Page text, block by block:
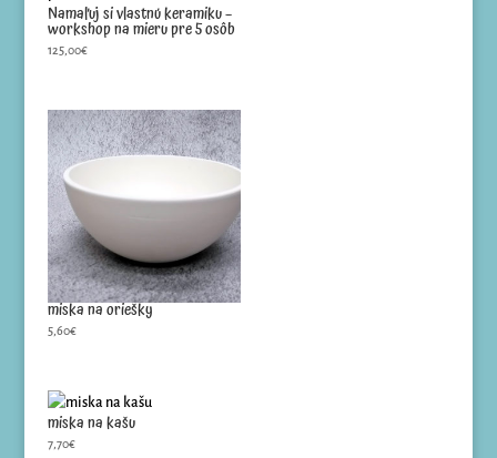
Namaľuj si vlastnú keramiku –
workshop na mieru pre 5 osôb
125,00€
miska na oriešky
5,60€
miska na kašu
7,70€